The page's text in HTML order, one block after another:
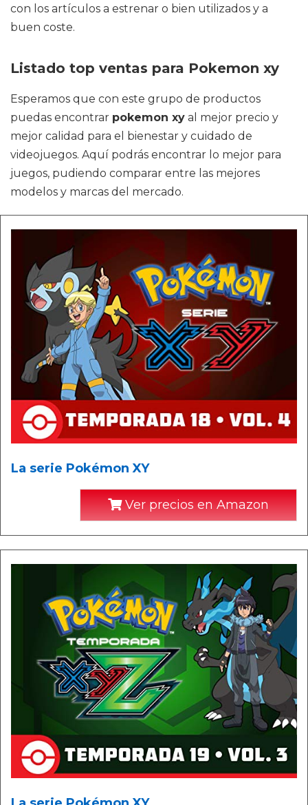
con los artículos a estrenar o bien utilizados y a
buen coste.
Listado top ventas para Pokemon xy
Esperamos que con este grupo de productos
puedas encontrar pokemon xy al mejor precio y
mejor calidad para el bienestar y cuidado de
videojuegos. Aquí podrás encontrar lo mejor para
juegos, pudiendo comparar entre las mejores
modelos y marcas del mercado.
La serie Pokémon XY
Ver precios en Amazon